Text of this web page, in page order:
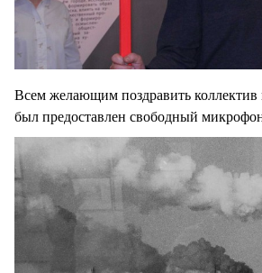
Всем желающим поздравить коллектив
был предоставлен свободный